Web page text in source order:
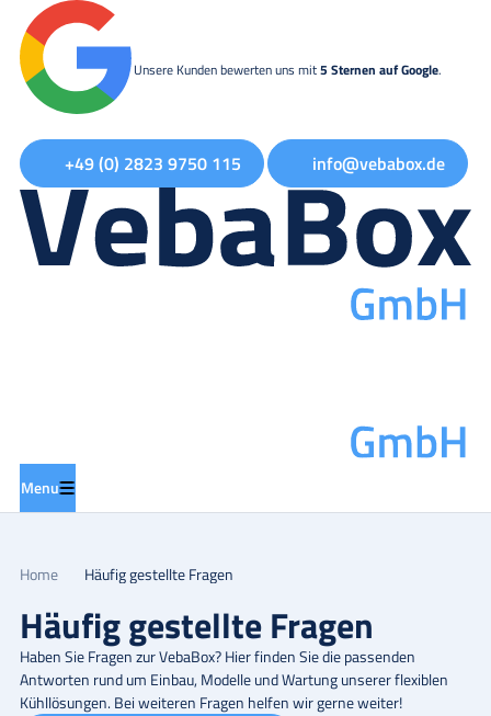
Unsere Kunden bewerten uns mit5 Sternen auf Google.
+49 (0) 2823 9750 115 info@vebabox.de
Menu
Home Häufig gestellte Fragen
Häufig gestellte Fragen
Haben Sie Fragen zur VebaBox? Hier finden Sie die passenden
Antworten rund um Einbau, Modelle und Wartung unserer flexiblen
Kühllösungen. Bei weiteren Fragen helfen wir gerne weiter!